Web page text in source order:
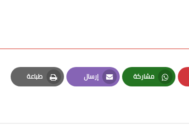
مشاركة
Whatsapp
إرسال
Email
طباعة
Print